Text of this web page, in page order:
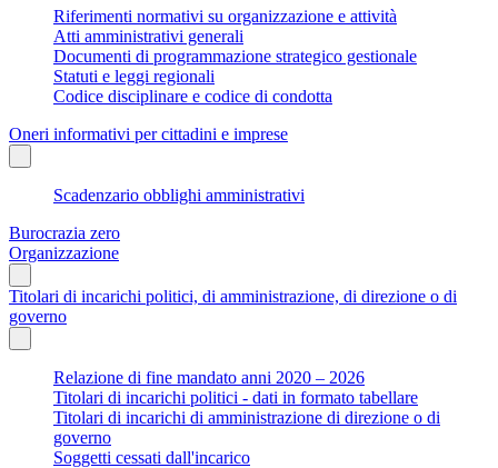
Riferimenti normativi su organizzazione e attività
Atti amministrativi generali
Documenti di programmazione strategico gestionale
Statuti e leggi regionali
Codice disciplinare e codice di condotta
Oneri informativi per cittadini e imprese
Scadenzario obblighi amministrativi
Burocrazia zero
Organizzazione
Titolari di incarichi politici, di amministrazione, di direzione o di
governo
Relazione di fine mandato anni 2020 – 2026
Titolari di incarichi politici - dati in formato tabellare
Titolari di incarichi di amministrazione di direzione o di
governo
Soggetti cessati dall'incarico